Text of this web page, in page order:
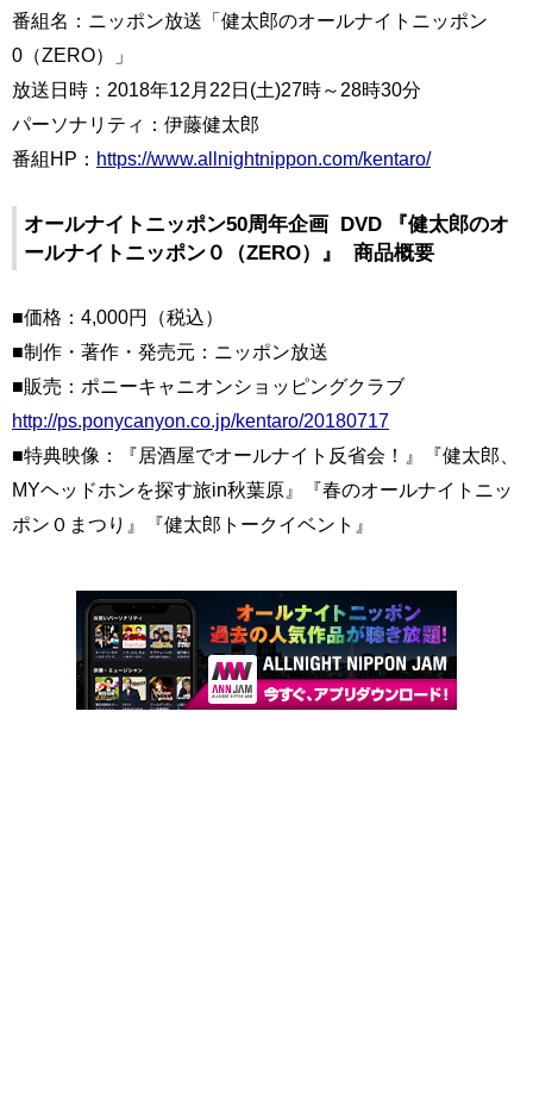
番組名：ニッポン放送「健太郎のオールナイトニッポン
0（ZERO）」
放送日時：2018年12月22日(土)27時～28時30分
パーソナリティ：伊藤健太郎
番組HP： https://www.allnightnippon.com/kentaro/
オールナイトニッポン50周年企画 DVD 『健太郎のオ
ールナイトニッポン０（ZERO）』 商品概要
■価格：4,000円（税込）
■制作・著作・発売元：ニッポン放送
■販売：ポニーキャニオンショッピングクラブ
http://ps.ponycanyon.co.jp/kentaro/20180717
■特典映像：『居酒屋でオールナイト反省会！』『健太郎、
MYヘッドホンを探す旅in秋葉原』『春のオールナイトニッ
ポン０まつり』『健太郎トークイベント』